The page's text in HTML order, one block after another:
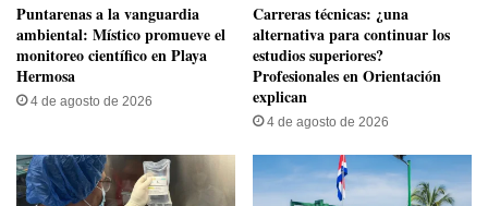
​Puntarenas a la vanguardia
ambiental: Místico promueve el
monitoreo científico en Playa
Hermosa
4 de agosto de 2026
Carreras técnicas: ¿una
alternativa para continuar los
estudios superiores?
Profesionales en Orientación
explican
4 de agosto de 2026